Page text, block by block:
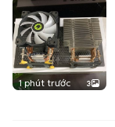
1 phút trước 3